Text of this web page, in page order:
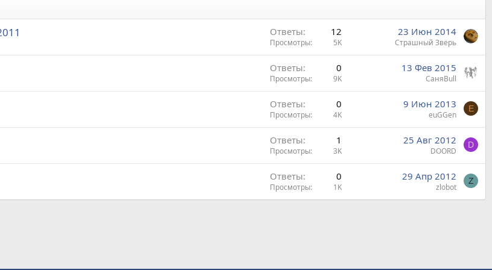
Ответы 12
Просмотры 5K
23 Июн 2014
Страшный Зверь
Ответы 0
Просмотры 9K
13 Фев 2015
СаняBull
Ответы 0
Просмотры 4K
9 Июн 2013
euGGen
E
Ответы 1
Просмотры 3K
25 Авг 2012
DOORD
D
Ответы 0
Просмотры 1K
29 Апр 2012
zlobot
Z